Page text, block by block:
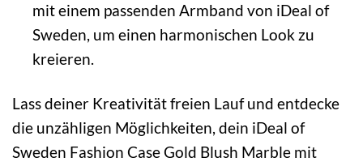
mit einem passenden Armband von iDeal of
Sweden, um einen harmonischen Look zu
kreieren.
Lass deiner Kreativität freien Lauf und entdecke
die unzähligen Möglichkeiten, dein iDeal of
Sweden Fashion Case Gold Blush Marble mit